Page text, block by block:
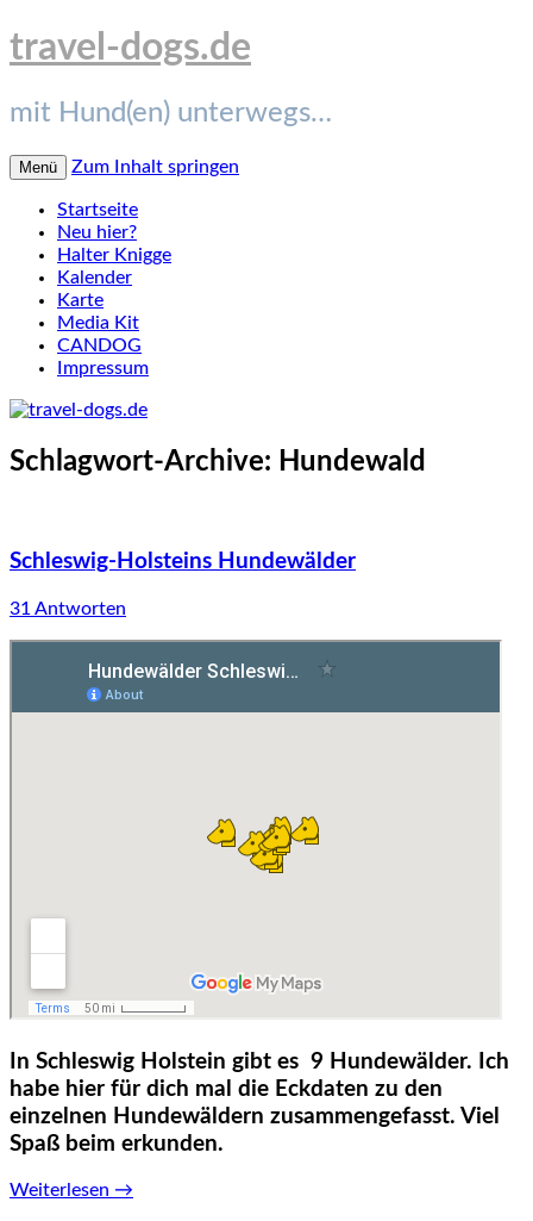
travel-dogs.de
mit Hund(en) unterwegs…
Menü Zum Inhalt springen
Startseite
Neu hier?
Halter Knigge
Kalender
Karte
Media Kit
CANDOG
Impressum
Schlagwort-Archive: Hundewald
Schleswig-Holsteins Hundewälder
31 Antworten
In Schleswig Holstein gibt es 9 Hundewälder. Ich
habe hier für dich mal die Eckdaten zu den
einzelnen Hundewäldern zusammengefasst. Viel
Spaß beim erkunden.
Weiterlesen →